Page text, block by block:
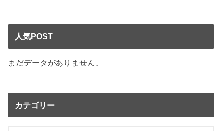
人気POST
まだデータがありません。
カテゴリー